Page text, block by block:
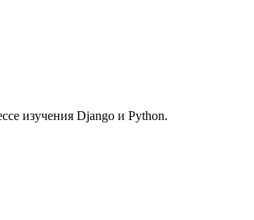
изучения Django и Python.